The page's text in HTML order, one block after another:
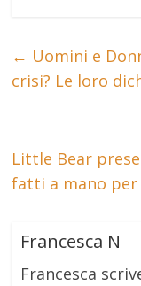
← Uomini e
crisi? Le loro
Little Bear
fatti a mano
Francesca N
Francesca